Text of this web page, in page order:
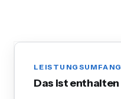
LEISTUNGSUMFANG
Das ist enthalten